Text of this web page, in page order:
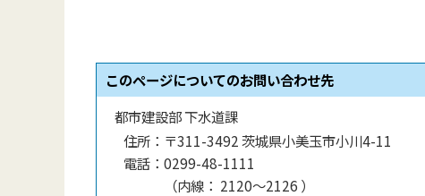
このページについてのお問い合わせ先
都市建設部 下水道課
住所： 〒311-3492 茨城県小美玉市小川4-11
電話： 0299-48-1111
（内線 ： 2120〜2126 ）